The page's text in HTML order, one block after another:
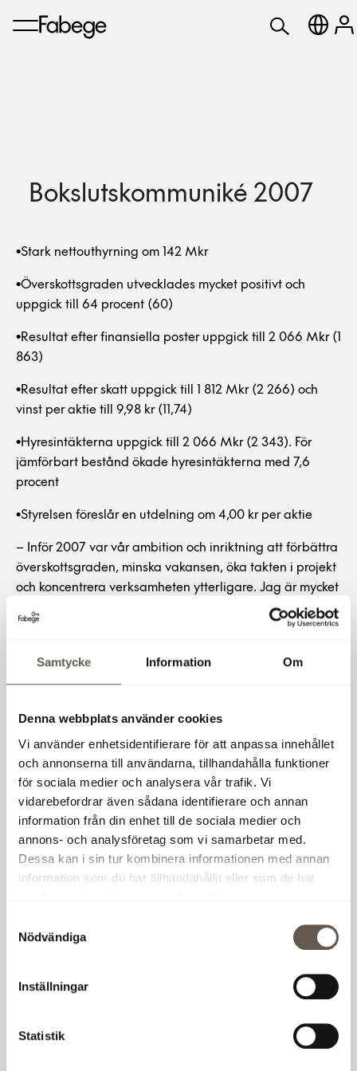
Samtycke Information Om
Denna webbplats använder cookies
Vi använder enhetsidentifierare för att anpassa innehållet
och annonserna till användarna, tillhandahålla funktioner
för sociala medier och analysera vår trafik. Vi
vidarebefordrar även sådana identifierare och annan
information från din enhet till de sociala medier och
annons- och analysföretag som vi samarbetar med.
Dessa kan i sin tur kombinera informationen med annan
information som du har tillhandahållit eller som de har
Nödvändiga
Inställningar
Statistik
Bokslutskommuniké 2007
•Stark nettouthyrning om 142 Mkr
•Överskottsgraden utvecklades mycket positivt och
uppgick till 64 procent (60)
•Resultat efter finansiella poster uppgick till 2 066 Mkr (1
863)
•Resultat efter skatt uppgick till 1 812 Mkr (2 266) och
vinst per aktie till 9,98 kr (11,74)
•Hyresintäkterna uppgick till 2 066 Mkr (2 343). För
jämförbart bestånd ökade hyresintäkterna med 7,6
procent
•Styrelsen föreslår en utdelning om 4,00 kr per aktie
– Inför 2007 var vår ambition och inriktning att förbättra
överskottsgraden, minska vakansen, öka takten i projekt
och koncentrera verksamheten ytterligare. Jag är mycket
nöjd med att vi förbättrade överskottsgraden med 4
procentenheter, minskade vakansen med 3
för 2,4 Mdr och ökade huvudmarknadernas andel av
beståndet med 8 procentenheter, säger Christian
– Med en god finansiell ställning, ett koncentrerat
fastighetsbestånd i tillväxtlägen och en attraktiv
projektportfölj är Fabege mycket väl positionerat på en i
början av 2008 fortsatt stark fastighets- och
hyresmarknad.
Fabege AB (publ)
Bilaga: Bokslutskommuniké 2007
Christian Hermelin, VD, tel 08-555 148 25, 0733-87 18 25
Åsa Bergström, ekonomi- och finanschef, tel 08-555 148
Mats Berg, informationschef, tel 08-555 148 20, 0733-87